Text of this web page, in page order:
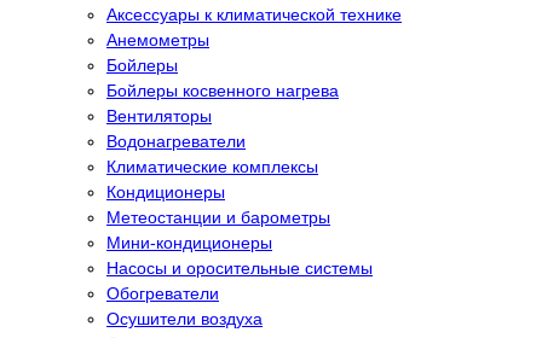
Аксессуары к климатической технике
Анемометры
Бойлеры
Бойлеры косвенного нагрева
Вентиляторы
Водонагреватели
Климатические комплексы
Кондиционеры
Метеостанции и барометры
Мини-кондиционеры
Насосы и оросительные системы
Обогреватели
Осушители воздуха